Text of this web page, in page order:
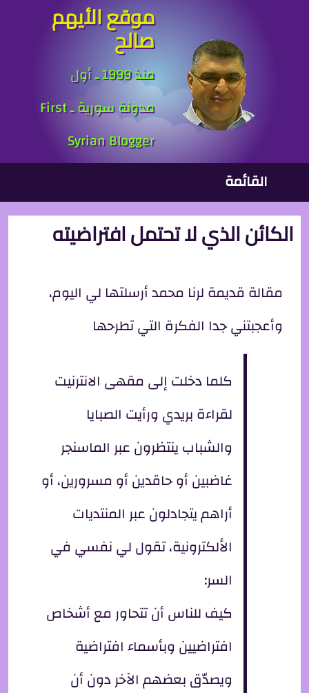
موقع الأيهم
صالح
منذ 1999 ـ أول
مدونة سورية ـ First
Syrian Blogger
القائمة الرئيسية
القائمة
الكائن الذي لا تحتمل افتراضيته
مقالة قديمة لرنا محمد أرسلتها لي اليوم،
وأعجبتني جدا الفكرة التي تطرحها
كلما دخلت إلى مقهى الانترنيت
لقراءة بريدي ورأيت الصبايا
والشباب ينتظرون عبر الماسنجر
غاضبين أو حاقدين أو مسرورين، أو
أراهم يتجادلون عبر المنتديات
الألكترونية، تقول لي نفسي في
السر:
كيف للناس أن تتحاور مع أشخاص
افتراضيين وبأسماء افتراضية
ويصدّق بعضهم الآخر دون أن